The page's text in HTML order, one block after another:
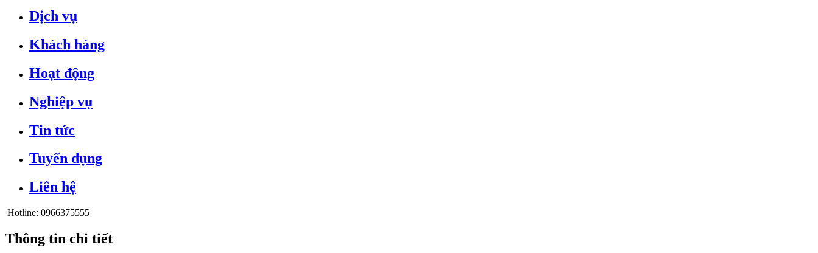
Dịch vụ
Khách hàng
Hoạt động
Nghiệp vụ
Tin tức
Tuyển dụng
Liên hệ
Hotline: 0966375555
Thông tin chi tiết